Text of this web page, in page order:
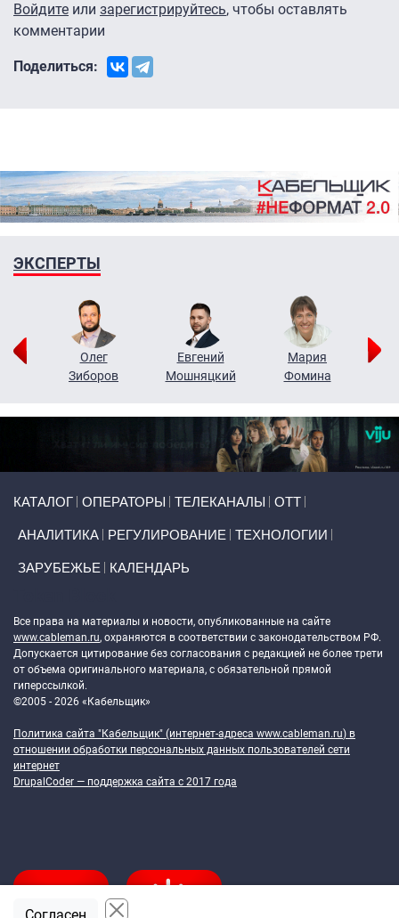
Войдите или зарегистрируйтесь, чтобы оставлять
комментарии
Поделиться:
ЭКСПЕРТЫ
Олег
Зиборов
Евгений
Мошняцкий
Мария
Фомина
КАТАЛОГ ОПЕРАТОРЫ ТЕЛЕКАНАЛЫ ОТТ
АНАЛИТИКА РЕГУЛИРОВАНИЕ ТЕХНОЛОГИИ
ЗАРУБЕЖЬЕ КАЛЕНДАРЬ
Все права на материалы и новости, опубликованные на сайте
www.cableman.ru, охраняются в соответствии с законодательством РФ.
Допускается цитирование без согласования с редакцией не более трети
от объема оригинального материала, с обязательной прямой
гиперссылкой.
©2005 - 2026 «Кабельщик»
Политика сайта "Кабельщик" (интернет-адреса www.cableman.ru) в
отношении обработки персональных данных пользователей сети
интернет
DrupalCoder — поддержка сайта c 2017 года